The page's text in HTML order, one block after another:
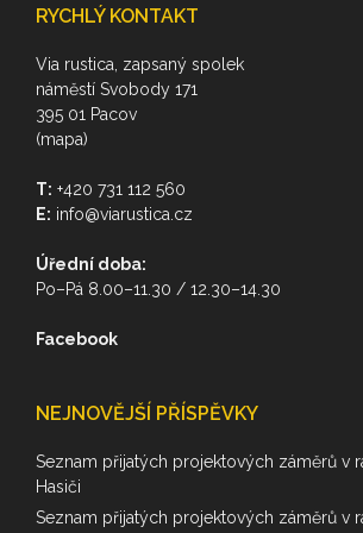
RYCHLÝ KONTAKT
Via rustica, zapsaný spolek
náměstí Svobody 171
395 01 Pacov
(mapa)
T: +420 731 112 560
E: info@viarustica.cz
Úřední doba:
Po–Pá 8.00–11.30 / 12.30–14.30
Facebook
NEJNOVĚJŠÍ PŘÍSPĚVKY
Seznam přijatých projektových záměrů v
Hasiči
Seznam přijatých projektových záměrů v